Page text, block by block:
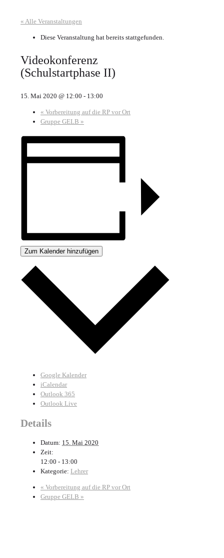
« Alle Veranstaltungen
Diese Veranstaltung hat bereits stattgefunden.
Videokonferenz
(Schulstartphase II)
15. Mai 2020 @ 12:00 - 13:00
« Vorbereitung auf die RP vor Ort
Gruppe GELB »
Zum Kalender hinzufügen
Google Kalender
iCalendar
Outlook 365
Outlook Live
Details
Datum: 15. Mai 2020
Zeit:
12:00 - 13:00
Kategorie: Lehrer
« Vorbereitung auf die RP vor Ort
Gruppe GELB »